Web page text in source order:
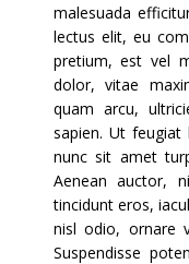
malesuada
lectus elit, eu
pretium, est vel
dolor, vitae
quam arcu,
sapien. Ut feugiat
nunc sit amet
Aenean auctor,
tincidunt eros,
nisl odio, ornare
Suspendisse